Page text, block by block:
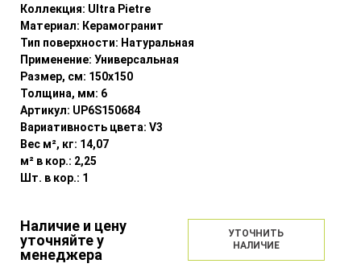
Коллекция: Ultra Pietre
Материал: Керамогранит
Тип поверхности: Натуральная
Применение: Универсальная
Размер, см: 150x150
Толщина, мм: 6
Артикул: UP6S150684
Вариативность цвета: V3
Вес м², кг: 14,07
м² в кор.: 2,25
Шт. в кор.: 1
Наличие и цену
уточняйте у
менеджера
УТОЧНИТЬ
НАЛИЧИЕ